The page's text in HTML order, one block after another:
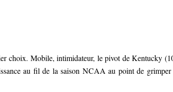
choix. Mobile, intimidateur, le pivot de Kentucky
au fil de la saison NCAA au point de grimper